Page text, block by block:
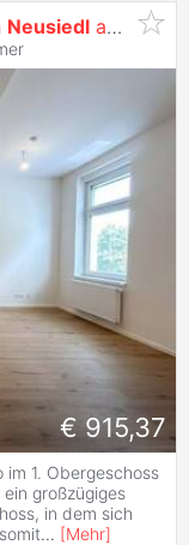
Neusiedl am See - Top 4
€ 915,37
1. Obergeschoss
großzügiges
in dem sich
... [Mehr]